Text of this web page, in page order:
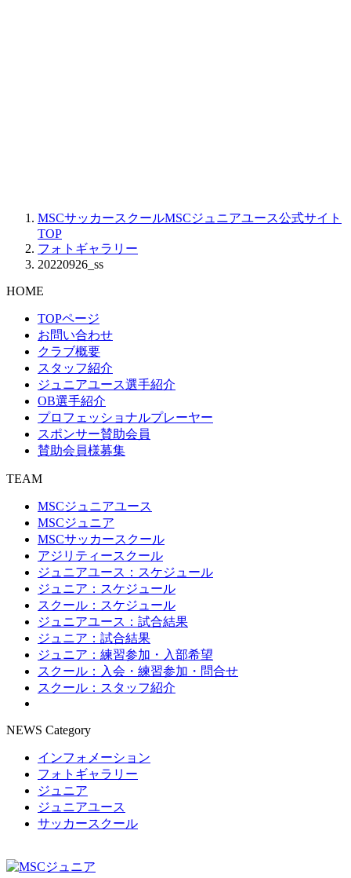
MSCサッカースクールMSCジュニアユース公式サイト
TOP
フォトギャラリー
20220926_ss
HOME
TOPページ
お問い合わせ
クラブ概要
スタッフ紹介
ジュニアユース選手紹介
OB選手紹介
プロフェッショナルプレーヤー
スポンサー賛助会員
賛助会員様募集
TEAM
MSCジュニアユース
MSCジュニア
MSCサッカースクール
アジリティースクール
ジュニアユース：スケジュール
ジュニア：スケジュール
スクール：スケジュール
ジュニアユース：試合結果
ジュニア：試合結果
ジュニア：練習参加・入部希望
スクール：入会・練習参加・問合せ
スクール：スタッフ紹介
NEWS Category
インフォメーション
フォトギャラリー
ジュニア
ジュニアユース
サッカースクール